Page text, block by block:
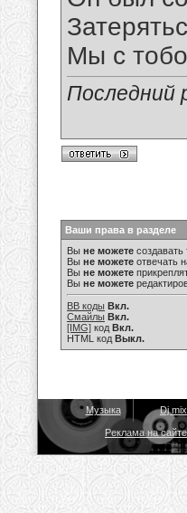
Мы с
Последний
Ваши права в разделе
Вы не можете
Вы не можете отвечать
Вы не можете
Вы не можете
BB коды Вкл.
Смайлы Вкл.
[IMG] код Вкл.
HTML код Выкл.
Музыка Dj
Реклама на сайте